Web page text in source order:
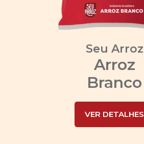
Seu Arroz
Arroz
Branco
VER DETALHES